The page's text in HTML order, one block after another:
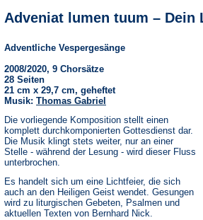
Adveniat lumen tuum –
Adventliche Vespergesänge
2008/2020, 9 Chorsätze
28 Seiten
21 cm x 29,7 cm, geheftet
Musik: Thomas Gabriel
Die vorliegende Komposition stellt einen
komplett durchkomponierten Gottesdienst dar.
Die Musik klingt stets weiter, nur an einer
Stelle - während der Lesung - wird dieser Fluss
unterbrochen.
Es handelt sich um eine Lichtfeier, die sich
auch an den Heiligen Geist wendet. Gesungen
wird zu liturgischen Gebeten, Psalmen und
aktuellen Texten von Bernhard Nick.